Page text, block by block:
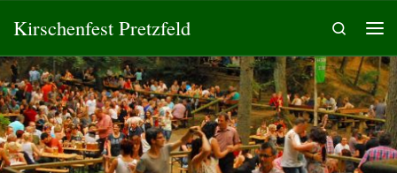
Zum Inhalt springen
Kirschenfest Pretzfeld
Search